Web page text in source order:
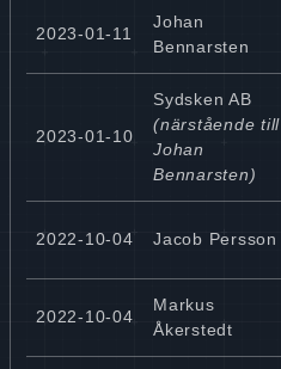
2023-01-11
Johan
Bennarsten
2023-01-10
Sydsken AB
(närstående till
Johan
Bennarsten)
2022-10-04 Jacob Persson
2022-10-04
Markus
Åkerstedt